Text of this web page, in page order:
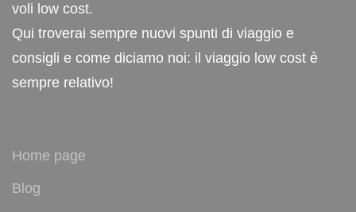
voli low cost.
Qui troverai sempre nuovi spunti di viaggio e
consigli e come diciamo noi: il viaggio low cost è
sempre relativo!
Home page
Blog